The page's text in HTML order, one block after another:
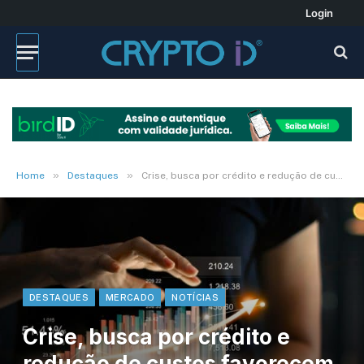
Login
Home » Destaques » Crise, busca por crédito e redução de custos favorecem mercado de dados em 2023
DESTAQUES MERCADO NOTÍCIAS
Crise, busca por crédito e